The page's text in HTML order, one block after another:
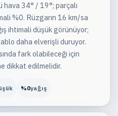
hava 34° / 19°; parçalı
%0. Rüzgarın 16 km/sa
ihtimali düşük görünüyor;
daha elverişli duruyor.
fark olabileceği için
dikkat edilmelidir.
%0yağış